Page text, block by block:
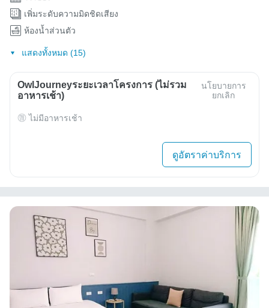
เพิ่มระดับความมิดชิดเสียง
ห้องน้ำส่วนตัว
แสดงทั้งหมด (15)
OwlJourneyระยะเวลาโครงการ (ไม่รวม
อาหารเช้า)
นโยบายการ
ยกเลิก
ไม่มีอาหารเช้า
ดูอัตราค่าบริการ